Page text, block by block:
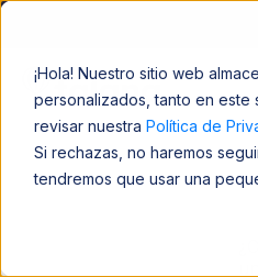
¡Hola! Nuestro sitio web
personalizados, tanto en este
revisar nuestra Política de
Si rechazas, no haremos
tendremos que usar una